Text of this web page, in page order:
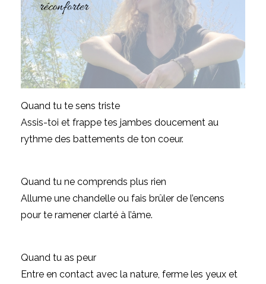
Quand tu te sens triste
Assis-toi et frappe tes jambes doucement au
rythme des battements de ton coeur.
Quand tu ne comprends plus rien
Allume une chandelle ou fais brûler de l’encens
pour te ramener clarté à l’âme.
Quand tu as peur
Entre en contact avec la nature, ferme les yeux et